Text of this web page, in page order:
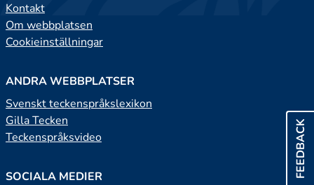
FEEDBACK
Kontakt
Om webbplatsen
Cookieinställningar
ANDRA WEBBPLATSER
Svenskt teckenspråkslexikon
Gilla Tecken
Teckenspråksvideo
SOCIALA MEDIER